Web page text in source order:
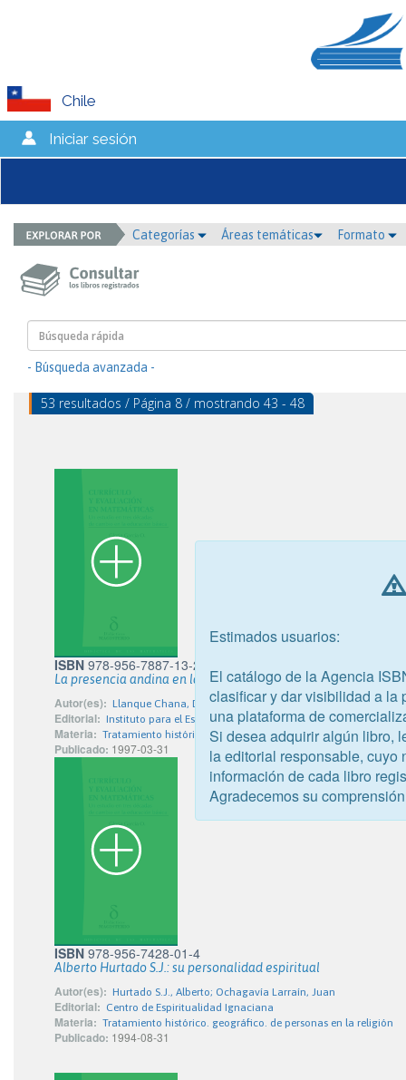
Chile
Iniciar sesión
Categorías Áreas temáticas Formato
- Búsqueda avanzada -
53 resultados / Página 8 / mostrando 43 - 48
ISBN 978-956-7887-13-2
La presencia andina en la Iglesia Católica
Autor(es): Llanque Chana, Domingo
Editorial: Instituto para el Estudio de la Cultura y Tecnología Andina
Materia: Tratamiento histórico. geográfico. de personas en la religión
Publicado: 1997-03-31
ISBN 978-956-7428-01-4
Alberto Hurtado S.J.: su personalidad espiritual
Autor(es): Hurtado S.J., Alberto; Ochagavía Larraín, Juan
Editorial: Centro de Espiritualidad Ignaciana
Materia: Tratamiento histórico. geográfico. de personas en la religión
Publicado: 1994-08-31
Estimados usuarios:
El catálogo de la Agencia
clasificar y dar visibilidad a la
una plataforma de
Si desea adquirir algún libro,
la editorial responsable, cuyo
información de cada libro
Agradecemos su